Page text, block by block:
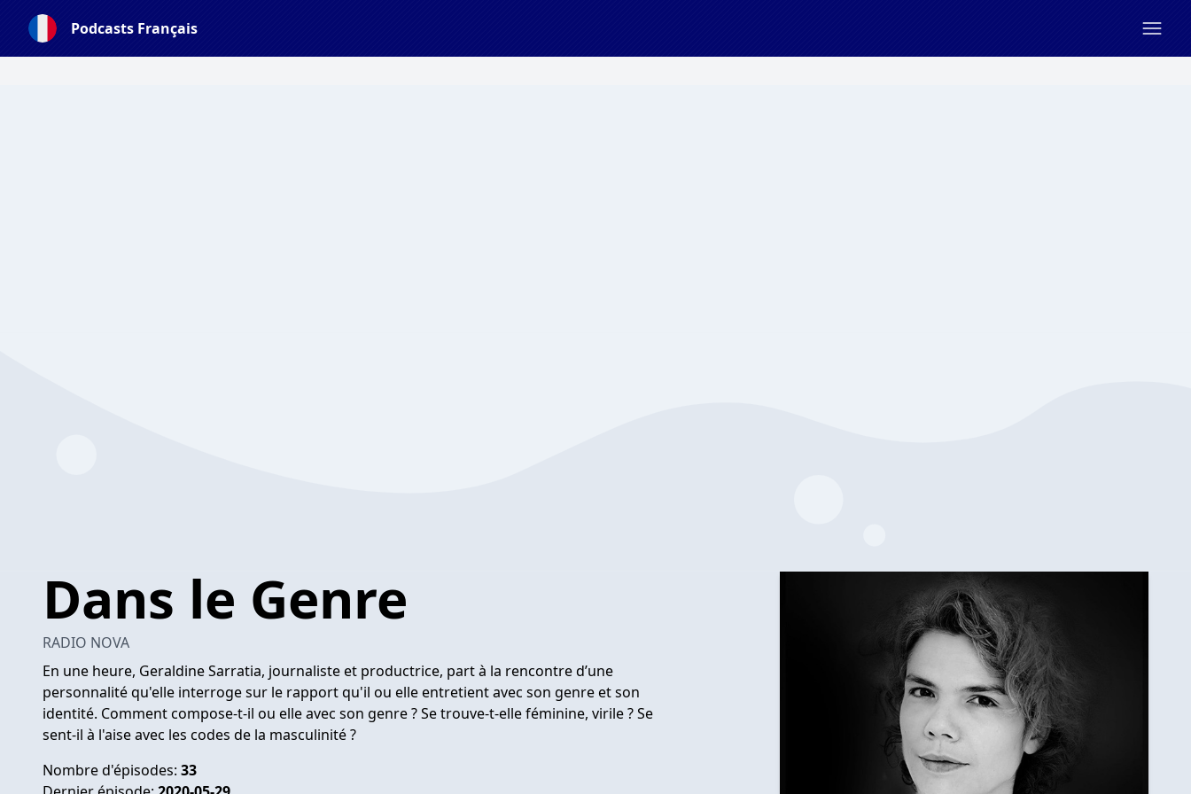
Podcasts Français
Dans le Genre
RADIO NOVA
En une heure, Geraldine Sarratia, journaliste et productrice, part à la rencontre d’une
personnalité qu'elle interroge sur le rapport qu'il ou elle entretient avec son genre et son
identité. Comment compose-t-il ou elle avec son genre ? Se trouve-t-elle féminine, virile ? Se
sent-il à l'aise avec les codes de la masculinité ?
Nombre d'épisodes: 33